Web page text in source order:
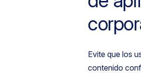
Evite que los
contenido